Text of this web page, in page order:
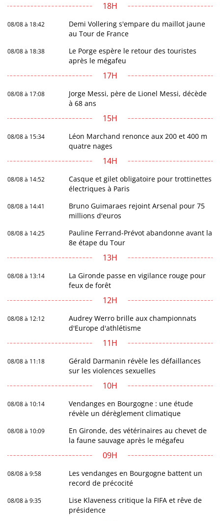
18H
08/08 à 18:42
Demi Vollering s'empare du maillot jaune
au Tour de France
08/08 à 18:38
Le Porge espère le retour des touristes
après le mégafeu
17H
08/08 à 17:08
Jorge Messi, père de Lionel Messi, décède
à 68 ans
15H
08/08 à 15:34
Léon Marchand renonce aux 200 et 400 m
quatre nages
14H
08/08 à 14:52
Casque et gilet obligatoire pour trottinettes
électriques à Paris
08/08 à 14:41
Bruno Guimaraes rejoint Arsenal pour 75
millions d'euros
08/08 à 14:25
Pauline Ferrand-Prévot abandonne avant la
8e étape du Tour
13H
08/08 à 13:14
La Gironde passe en vigilance rouge pour
feux de forêt
12H
08/08 à 12:12
Audrey Werro brille aux championnats
d'Europe d'athlétisme
11H
08/08 à 11:18
Gérald Darmanin révèle les défaillances
sur les violences sexuelles
10H
08/08 à 10:14
Vendanges en Bourgogne : une étude
révèle un dérèglement climatique
08/08 à 10:09
En Gironde, des vétérinaires au chevet de
la faune sauvage après le mégafeu
09H
08/08 à 9:58
Les vendanges en Bourgogne battent un
record de précocité
08/08 à 9:35
Lise Klaveness critique la FIFA et rêve de
présidence